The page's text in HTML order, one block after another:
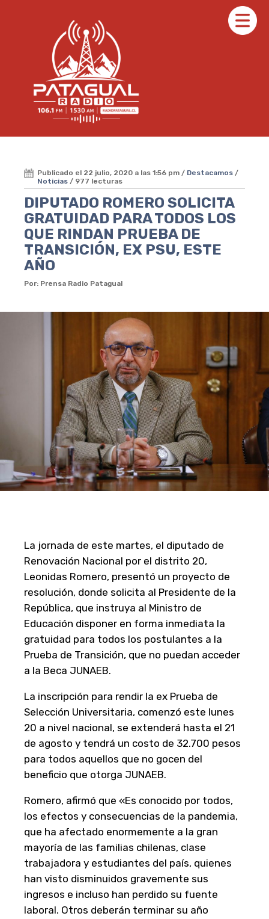
Publicado el 22 julio, 2020 a las 1:56 pm / Destacamos /
Noticias / 977 lecturas
DIPUTADO ROMERO SOLICITA
GRATUIDAD PARA TODOS LOS
QUE RINDAN PRUEBA DE
TRANSICIÓN, EX PSU, ESTE
AÑO
Por: Prensa Radio Patagual
La jornada de este martes, el diputado de
Renovación Nacional por el distrito 20,
Leonidas Romero, presentó un proyecto de
resolución, donde solicita al Presidente de la
República, que instruya al Ministro de
Educación disponer en forma inmediata la
gratuidad para todos los postulantes a la
Prueba de Transición, que no puedan acceder
a la Beca JUNAEB.
La inscripción para rendir la ex Prueba de
Selección Universitaria, comenzó este lunes
20 a nivel nacional, se extenderá hasta el 21
de agosto y tendrá un costo de 32.700 pesos
para todos aquellos que no gocen del
beneficio que otorga JUNAEB.
Romero, afirmó que «Es conocido por todos,
los efectos y consecuencias de la pandemia,
que ha afectado enormemente a la gran
mayoría de las familias chilenas, clase
trabajadora y estudiantes del país, quienes
han visto disminuidos gravemente sus
ingresos e incluso han perdido su fuente
laboral. Otros deberán terminar su año